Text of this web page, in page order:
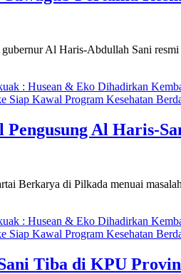
Al Haris-Abdullah Sani
: Husean & Eko Dihadirkan
Kawal Program Kesehatan
Al Haris-
Berkarya di Pilkada menuai
: Husean & Eko Dihadirkan
Kawal Program Kesehatan
Tiba di KPU